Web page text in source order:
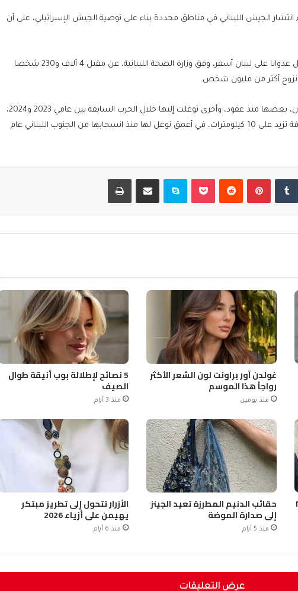
انتشار الجيش اللبناني في مناطق محددة بناء على توصية الجيش الإسرائيلي، على أن
ومنذ 2 مارس/آذار 2026، تشن إسرائيل عدوانا على لبنان أسفر، وفق وزارة الصحة اللبنانية، عن مقتل 4 آلاف و230 شخصا
وتحتل إسرائيل مناطق من جنوبي لبنان، بعضها منذ عقود، وأخرى توغلت إليها خلال الحرب السابقة بين عامي 2023 و2024،
وقد تقدمت خلال عدوانها الأخير مسافة تزيد على 10 كيلومترات، في أعمق توغل لها منذ انسحابها من الجنوب اللبناني عام
بينتيريست بوكيت سكايب مشاركة عبر البريد طباعة
غولدن آور براونت لون الشعر الأكثر
رواجاً هذا الموسم
منذ يومين
5 نصائح لإطلالة بوب أنيقة طوال
الصيف
منذ 3 أيام
حقائب الدنيم المطرزة تعيد الجينز
إلى صدارة الموضة
منذ 5 أيام
الأزرار تتحول إلى تطريز مبتكر
يهيمن على أزياء 2026
منذ 6 أيام
عرض التعليقات